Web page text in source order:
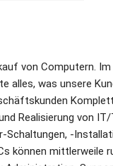
von Computern.
was unsere
Realisierung von IT/
-
können mittlerweile